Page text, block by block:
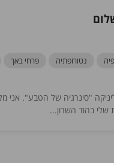
נטורופתיה פרחי באך
"סינרגיה של הטבע". אני
שלי בהוד השרון...